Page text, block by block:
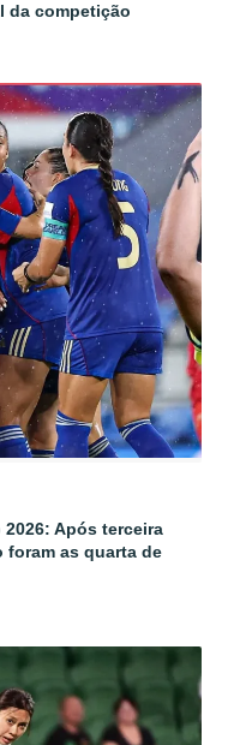
da competição
Após terceira
foram as quarta de